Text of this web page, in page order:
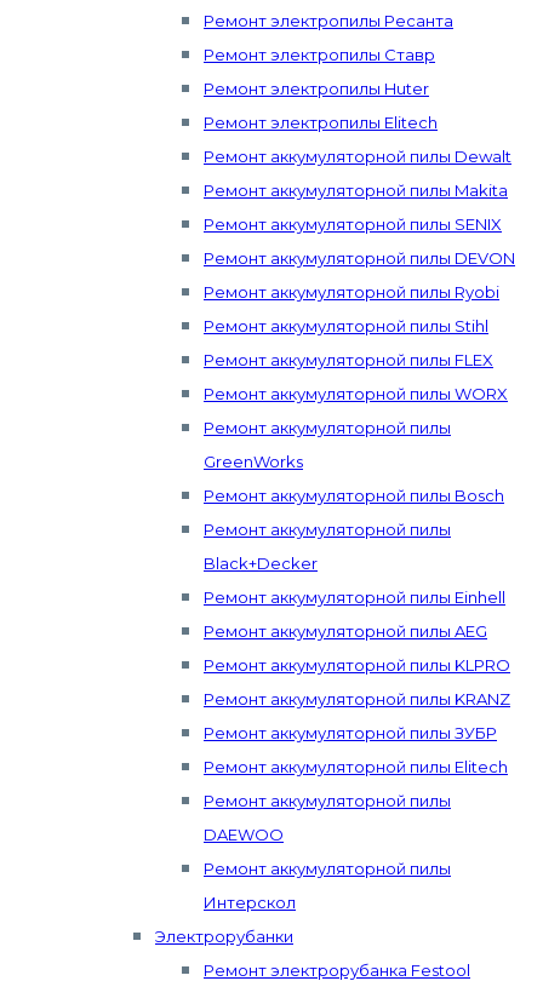
Ремонт электропилы Ресанта
Ремонт электропилы Ставр
Ремонт электропилы Huter
Ремонт электропилы Elitech
Ремонт аккумуляторной пилы Dewalt
Ремонт аккумуляторной пилы Makita
Ремонт аккумуляторной пилы SENIX
Ремонт аккумуляторной пилы DEVON
Ремонт аккумуляторной пилы Ryobi
Ремонт аккумуляторной пилы Stihl
Ремонт аккумуляторной пилы FLEX
Ремонт аккумуляторной пилы WORX
Ремонт аккумуляторной пилы
GreenWorks
Ремонт аккумуляторной пилы Bosch
Ремонт аккумуляторной пилы
Black+Decker
Ремонт аккумуляторной пилы Einhell
Ремонт аккумуляторной пилы AEG
Ремонт аккумуляторной пилы KLPRO
Ремонт аккумуляторной пилы KRANZ
Ремонт аккумуляторной пилы ЗУБР
Ремонт аккумуляторной пилы Elitech
Ремонт аккумуляторной пилы
DAEWOO
Ремонт аккумуляторной пилы
Интерскол
Электрорубанки
Ремонт электрорубанка Festool